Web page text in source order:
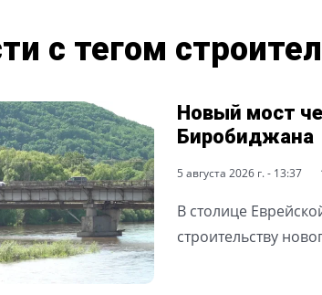
с тегом
Новый мост
Биробиджана
5 августа 2026 г. - 13:37
В столице
строительству